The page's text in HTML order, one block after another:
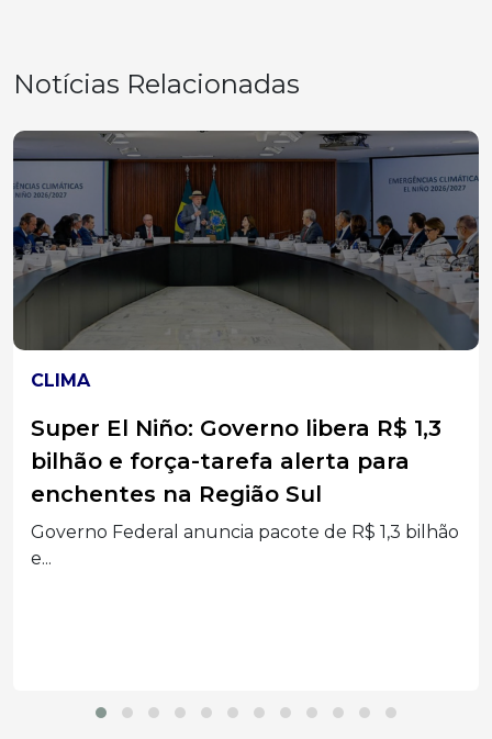
Notícias Relacionadas
CLIMA
Defesa Civil emite alerta para
temporais isolados e chuva intensa
neste domingo em SC
O tempo muda neste domingo (26) em SC.
Defesa...